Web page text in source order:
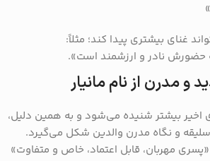
غنای بیشتری پیدا کند؛ مثلاً:
حضورش نادر و ارزشمند است».
مدرن از نام مانیار
اخیر بیشتر شنیده می‌شود و به همین دلیل،
و نگاه مدرن والدین شکل می‌گیرد.
«پسری مهربان، قابل اعتماد، خاص و متفاوت»